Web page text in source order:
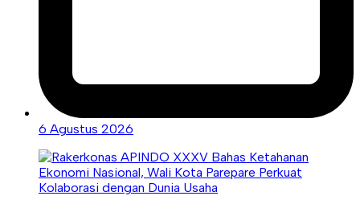
6 Agustus 2026